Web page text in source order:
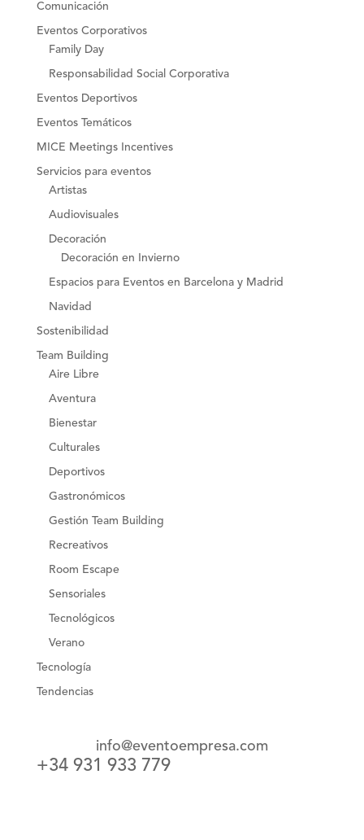
Comunicación
Eventos Corporativos
Family Day
Responsabilidad Social Corporativa
Eventos Deportivos
Eventos Temáticos
MICE Meetings Incentives
Servicios para eventos
Artistas
Audiovisuales
Decoración
Decoración en Invierno
Espacios para Eventos en Barcelona y Madrid
Navidad
Sostenibilidad
Team Building
Aire Libre
Aventura
Bienestar
Culturales
Deportivos
Gastronómicos
Gestión Team Building
Recreativos
Room Escape
Sensoriales
Tecnológicos
Verano
Tecnología
Tendencias
info@eventoempresa.com
+34 931 933 779